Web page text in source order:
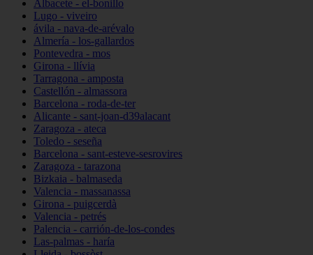
Albacete - el-bonillo
Lugo - viveiro
ávila - nava-de-arévalo
Almería - los-gallardos
Pontevedra - mos
Girona - llívia
Tarragona - amposta
Castellón - almassora
Barcelona - roda-de-ter
Alicante - sant-joan-d39alacant
Zaragoza - ateca
Toledo - seseña
Barcelona - sant-esteve-sesrovires
Zaragoza - tarazona
Bizkaia - balmaseda
Valencia - massanassa
Girona - puigcerdà
Valencia - petrés
Palencia - carrión-de-los-condes
Las-palmas - haría